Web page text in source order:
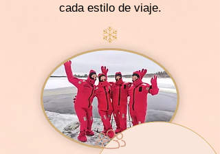
cada estilo de viaje.